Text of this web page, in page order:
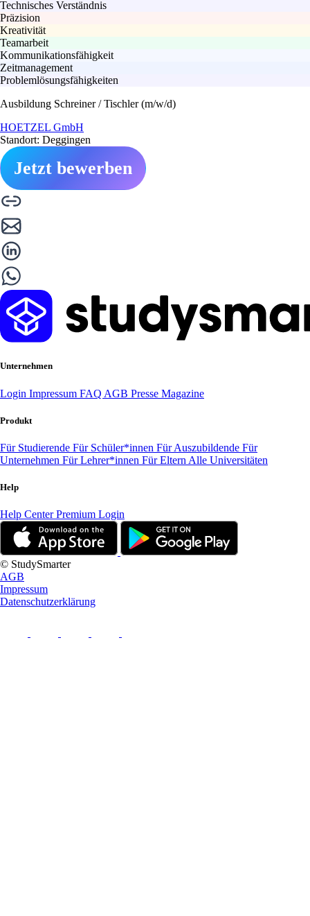
Technisches Verständnis
Präzision
Kreativität
Teamarbeit
Kommunikationsfähigkeit
Zeitmanagement
Problemlösungsfähigkeiten
Ausbildung Schreiner / Tischler (m/w/d)
HOETZEL GmbH
Standort: Deggingen
Jetzt bewerben
Unternehmen
Login Impressum FAQ AGB Presse Magazine
Produkt
Für Studierende Für Schüler*innen Für Auszubildende Für
Unternehmen Für Lehrer*innen Für Eltern Alle Universitäten
Help
Help CenterPremium Login
© StudySmarter
AGB
Impressum
Datenschutzerklärung